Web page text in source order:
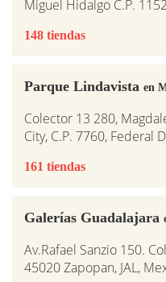
Miguel Hidalgo C.P.
148 tiendas
Parque Lindavista en
Colector 13 280,
City, C.P. 7760, Federal
161 tiendas
Galerías Guadalajara
Av.Rafael Sanzio 150.
45020 Zapopan, JAL,